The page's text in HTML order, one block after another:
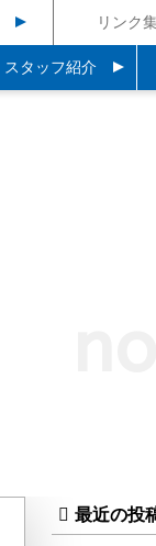
リンク
スタッフ紹介
最近の投